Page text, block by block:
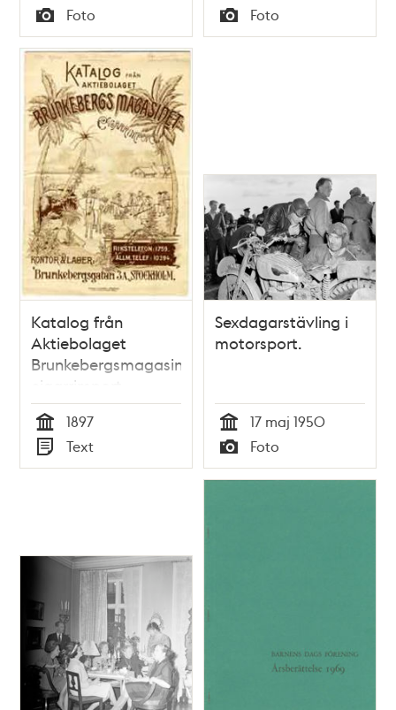
Tid
Typ
Foto Tid
Typ
Foto
Katalog från
Aktiebolaget
Brunkebergsmagasinet
cigarrimport
Tid
1897
Typ
Text
Sexdagarstävling i
motorsport.
Tid
17 maj 1950
Typ
Foto